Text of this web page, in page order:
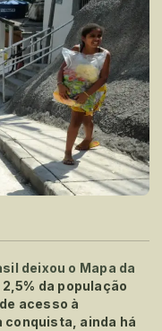
deixou o Mapa da
da população
acesso à
ainda há